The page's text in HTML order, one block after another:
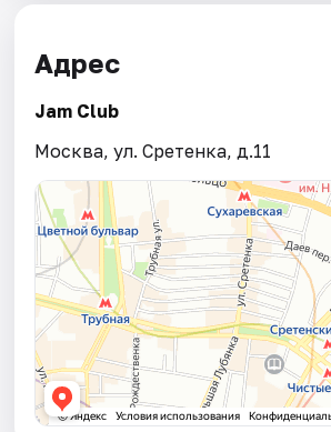
Адрес
Jam Club
Москва, ул. Сретенка, д.11